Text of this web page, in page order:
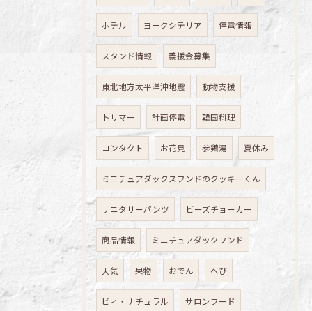
ホテル ヨークシテリア 停電情報
スタンド情報 義援金募集
東北地方太平洋沖地震 動物支援
トリマー 計画停電 韓国料理
コンタクト お花見 参鶏湯 夏休み
ミニチュアダックスフンドのクッキーくん
サニタリーパンツ ビーズチョーカー
商品情報 ミニチュアダックフンド
天気 果物 おでん へび
ビィ・ナチュラル サロンフード